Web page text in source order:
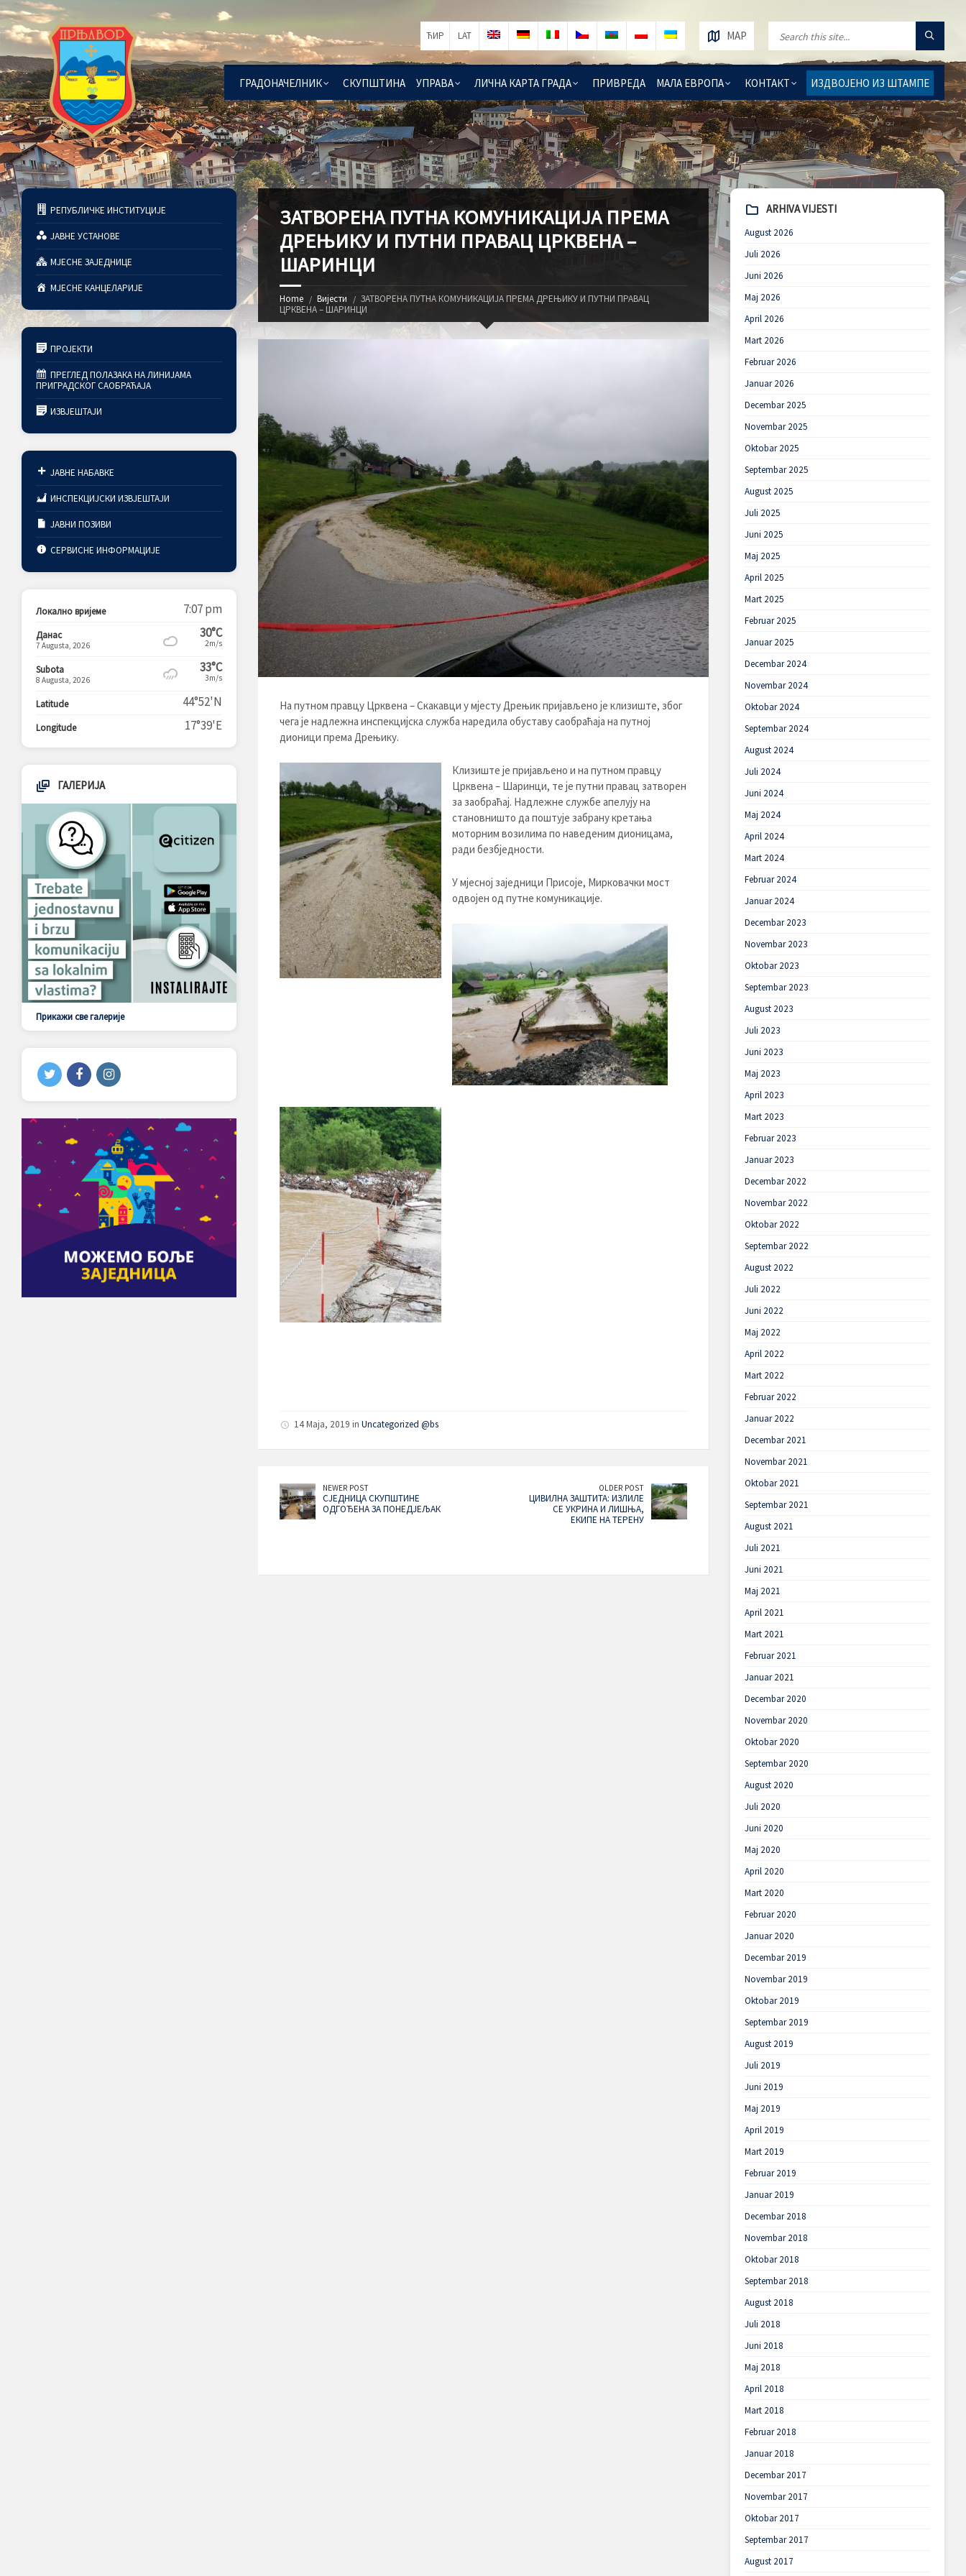
ГРАДОНАЧЕЛНИК СКУПШТИНА УПРАВА ЛИЧНА КАРТА ГРАДА ПРИВРЕДА МАЛА ЕВРОПА КОНТАКТ ИЗДВОЈЕНО ИЗ ШТАМПЕ
MAP
ЋИР LAT
ЗАТВОРЕНА ПУТНА КОМУНИКАЦИЈА ПРЕМА
ДРЕЊИКУ И ПУТНИ ПРАВАЦ ЦРКВЕНА –
ШАРИНЦИ
Home Вијести
ЗАТВОРЕНА ПУТНА КОМУНИКАЦИЈА ПРЕМА ДРЕЊИКУ И ПУТНИ ПРАВАЦ
ЦРКВЕНА – ШАРИНЦИ
На путном правцу Црквена – Скакавци у мјесту Дрењик пријављено је клизиште, због
чега је надлежна инспекцијска служба наредила обуставу саобраћаја на путној
дионици према Дрењику.
Клизиште је пријављено и на путном правцу
Црквена – Шаринци, те је путни правац затворен
за заобраћај. Надлежне службе апелују на
становништо да поштује забрану кретања
моторним возилима по наведеним дионицама,
ради безбједности.
У мјесној заједници Присоје, Мирковачки мост
одвојен од путне комуникације.
14 Maja, 2019 in Uncategorized @bs
NEWER POST
СЈЕДНИЦА СКУПШТИНЕ
ОДГОЂЕНА ЗА ПОНЕДЈЕЉАК
OLDER POST
ЦИВИЛНА ЗАШТИТА: ИЗЛИЛЕ
СЕ УКРИНА И ЛИШЊА,
ЕКИПЕ НА ТЕРЕНУ
РЕПУБЛИЧКЕ ИНСТИТУЦИЈЕ
ЈАВНЕ УСТАНОВЕ
МЈЕСНЕ ЗАЈЕДНИЦЕ
МЈЕСНЕ КАНЦЕЛАРИЈЕ
ПРОЈЕКТИ
ПРЕГЛЕД ПОЛАЗАКА НА ЛИНИЈАМА
ПРИГРАДСКОГ САОБРАЋАЈА
ИЗВЈЕШТАЈИ
ЈАВНЕ НАБАВКЕ
ИНСПЕКЦИЈСКИ ИЗВЈЕШТАЈИ
ЈАВНИ ПОЗИВИ
СЕРВИСНЕ ИНФОРМАЦИЈЕ
Локално вријеме 7:07 pm
Данас
7 Augusta, 2026
30°C
2m/s
Subota
8 Augusta, 2026
33°C
3m/s
Latitude 44°52'N
Longitude 17°39'E
ГАЛЕРИЈА
Прикажи све галерије
ARHIVA VIJESTI
August 2026
Juli 2026
Juni 2026
Maj 2026
April 2026
Mart 2026
Februar 2026
Januar 2026
Decembar 2025
Novembar 2025
Oktobar 2025
Septembar 2025
August 2025
Juli 2025
Juni 2025
Maj 2025
April 2025
Mart 2025
Februar 2025
Januar 2025
Decembar 2024
Novembar 2024
Oktobar 2024
Septembar 2024
August 2024
Juli 2024
Juni 2024
Maj 2024
April 2024
Mart 2024
Februar 2024
Januar 2024
Decembar 2023
Novembar 2023
Oktobar 2023
Septembar 2023
August 2023
Juli 2023
Juni 2023
Maj 2023
April 2023
Mart 2023
Februar 2023
Januar 2023
Decembar 2022
Novembar 2022
Oktobar 2022
Septembar 2022
August 2022
Juli 2022
Juni 2022
Maj 2022
April 2022
Mart 2022
Februar 2022
Januar 2022
Decembar 2021
Novembar 2021
Oktobar 2021
Septembar 2021
August 2021
Juli 2021
Juni 2021
Maj 2021
April 2021
Mart 2021
Februar 2021
Januar 2021
Decembar 2020
Novembar 2020
Oktobar 2020
Septembar 2020
August 2020
Juli 2020
Juni 2020
Maj 2020
April 2020
Mart 2020
Februar 2020
Januar 2020
Decembar 2019
Novembar 2019
Oktobar 2019
Septembar 2019
August 2019
Juli 2019
Juni 2019
Maj 2019
April 2019
Mart 2019
Februar 2019
Januar 2019
Decembar 2018
Novembar 2018
Oktobar 2018
Septembar 2018
August 2018
Juli 2018
Juni 2018
Maj 2018
April 2018
Mart 2018
Februar 2018
Januar 2018
Decembar 2017
Novembar 2017
Oktobar 2017
Septembar 2017
August 2017